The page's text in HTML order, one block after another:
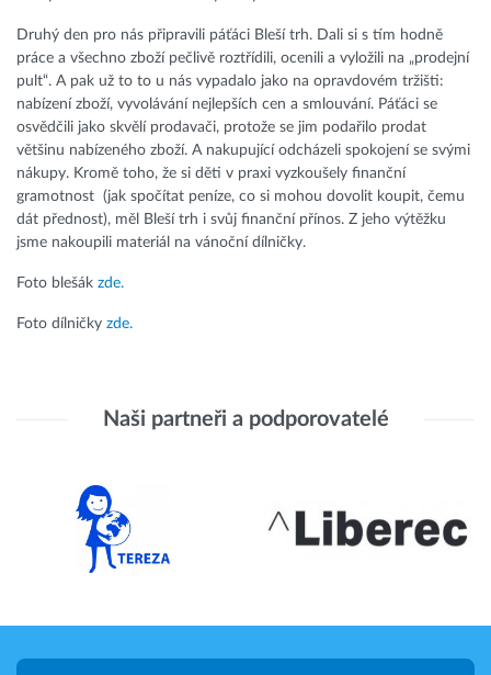
Druhý den pro nás připravili páťáci Bleší trh. Dali si s tím hodně
práce a všechno zboží pečlivě roztřídili, ocenili a vyložili na „prodejní
pult“. A pak už to to u nás vypadalo jako na opravdovém tržišti:
nabízení zboží, vyvolávání nejlepších cen a smlouvání. Páťáci se
osvědčili jako skvělí prodavači, protože se jim podařilo prodat
většinu nabízeného zboží. A nakupující odcházeli spokojení se svými
nákupy. Kromě toho, že si děti v praxi vyzkoušely finanční
gramotnost (jak spočítat peníze, co si mohou dovolit koupit, čemu
dát přednost), měl Bleší trh i svůj finanční přínos. Z jeho výtěžku
jsme nakoupili materiál na vánoční dílničky.
Foto blešák zde.
Foto dílničky zde.
Naši partneři a podporovatelé